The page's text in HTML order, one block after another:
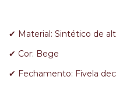
✔ Material: Sintético de
✔ Cor: Bege
✔ Fechamento: Fivela